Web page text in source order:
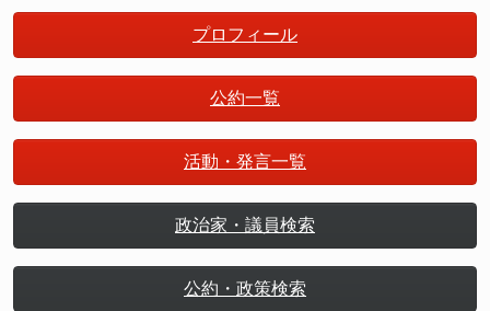
プロフィール
公約一覧
活動・発言一覧
政治家・議員検索
公約・政策検索